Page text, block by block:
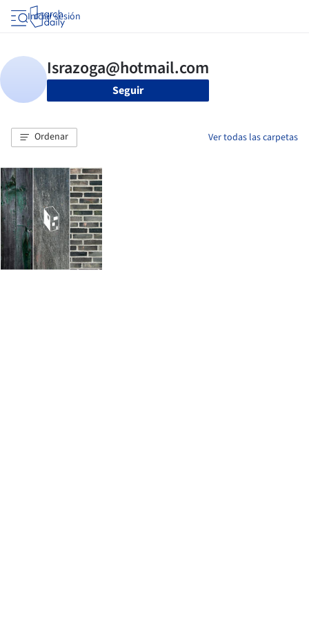
Iniciar sesión
Seguir
Ordenar Ver todas las carpetas